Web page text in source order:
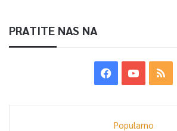
PRATITE NAS NA
Popularno